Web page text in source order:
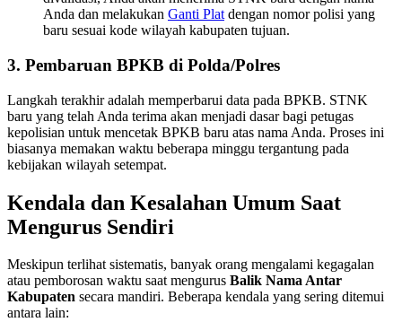
Anda dan melakukan Ganti Plat dengan nomor polisi yang
baru sesuai kode wilayah kabupaten tujuan.
3. Pembaruan BPKB di Polda/Polres
Langkah terakhir adalah memperbarui data pada BPKB. STNK
baru yang telah Anda terima akan menjadi dasar bagi petugas
kepolisian untuk mencetak BPKB baru atas nama Anda. Proses ini
biasanya memakan waktu beberapa minggu tergantung pada
kebijakan wilayah setempat.
Kendala dan Kesalahan Umum Saat
Mengurus Sendiri
Meskipun terlihat sistematis, banyak orang mengalami kegagalan
atau pemborosan waktu saat mengurus Balik Nama Antar
Kabupaten secara mandiri. Beberapa kendala yang sering ditemui
antara lain: